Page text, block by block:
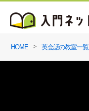
HOME 英会話の教室一覧